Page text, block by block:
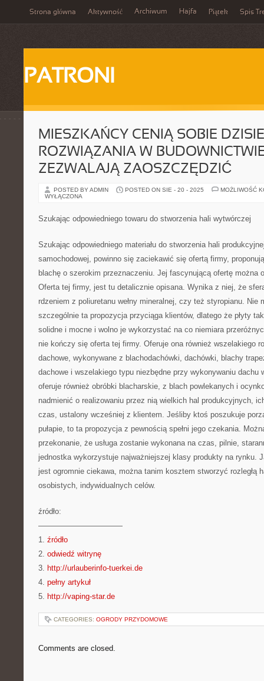
Strona główna Aktywność Archiwum Hajfa Piątek Spis
PATRONI
MIESZKAŃCY CENIĄ SOBIE
ROZWIĄZANIA W
ZEZWALAJĄ ZAOSZCZĘDZIĆ
POSTED BY ADMIN POSTED ON SIE - 20 - 2025
MOŻLIWOŚĆ
WYŁĄCZONA
Szukając odpowiedniego towaru do stworzenia hali wytwórczej
Szukając odpowiedniego materiału do stworzenia hali
samochodowej, powinno się zaciekawić się ofertą firmy,
blachę o szerokim przeznaczeniu. Jej fascynującą ofertę można
Oferta tej firmy, jest tu detalicznie opisana. Wynika z niej, że
rdzeniem z poliuretanu wełny mineralnej, czy też styropianu. Nie
szczególnie ta propozycja przyciąga klientów, dlatego że płyty
solidne i mocne i wolno je wykorzystać na co niemiara
nie kończy się oferta tej firmy. Oferuje ona również wszelakiego
dachowe, wykonywane z blachodachówki, dachówki, blachy
dachowe i wszelakiego typu niezbędne przy wykonywaniu dachu
oferuje również obróbki blacharskie, z blach powlekanych i
nadmienić o realizowaniu przez nią wielkich hal produkcyjnych,
czas, ustalony wcześniej z klientem. Jeśliby ktoś poszukuje
pułapie, to ta propozycja z pewnością spełni jego czekania.
przekonanie, że usługa zostanie wykonana na czas, pilnie,
jednostka wykorzystuje najważniejszej klasy produkty na rynku.
jest ogromnie ciekawa, można tanim kosztem stworzyć rozległą
osobistych, indywidualnych celów.
źródło:
———————————
1. źródło
2. odwiedź witrynę
3. http://urlauberinfo-tuerkei.de
4. pełny artykuł
5. http://vaping-star.de
CATEGORIES: OGRODY PRZYDOMOWE
Comments are closed.